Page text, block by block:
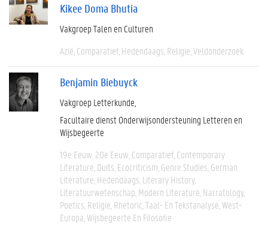
Kikee Doma Bhutia
Vakgroep Talen en Culturen
Azië Comparatief Hedendaags Religie Veldonderzoek
Benjamin Biebuyck
Vakgroep Letterkunde
Facultaire dienst Onderwijsondersteuning Letteren en
Wijsbegeerte
19e Eeuw 20e Eeuw Comparatief Contemporary
Literature Duits Ecocriticism Genre Studies German
Literature Hedendaags Literary History
Literatuurwetenschap Modern Literature Narratology
Poetics Religie Rhetoric Taal- En Tekstanalyse West-
Europa Wijsbegeerte En Filosofie